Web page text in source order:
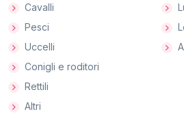
Cavalli
Pesci
Uccelli
Conigli e roditori
Rettili
Altri